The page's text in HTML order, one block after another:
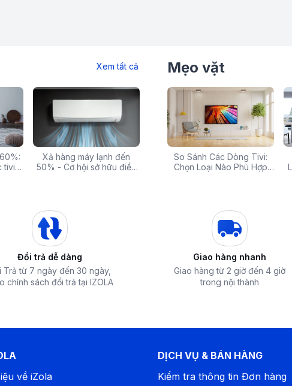
Xem tất cả
tivi
Xả hàng máy lạnh đến
50% - Cơ hội sở hữu điều
Săn Sale Khủng: Hàng
Điện Máy Cao Cấp Giảm
Tivi
Mẹo vặt
giá rẻ,
mua
Top 10 máy lọc nước nóng
lạnh tốt nhất đáng mua
So Sánh Các Dòng Tivi:
Chọn Loại Nào Phù Hợp
Đổi trả dễ dàng
Trả từ 7 ngày đến 30 ngày,
chính sách đổi trả tại IZOLA
Giao hàng nhanh
Giao hàng từ 2 giờ đến 4 giờ
trong nội thành
về iZola
DỊCH VỤ & BÁN HÀNG
Kiểm tra thông tin Đơn hàng